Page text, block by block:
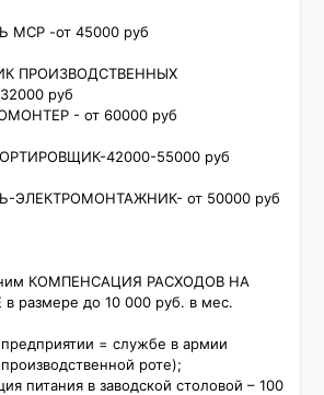
МСР -от 45000 руб
ПРОИЗВОДСТВЕННЫХ
руб
- от 60000 руб
42000-55000 руб
ЭЛЕКТРОМОНТАЖНИК- от 50000 руб
КОМПЕНСАЦИЯ РАСХОДОВ НА
до 10 000 руб. в мес.
= службе в армии
роте);
питания в заводской столовой – 100